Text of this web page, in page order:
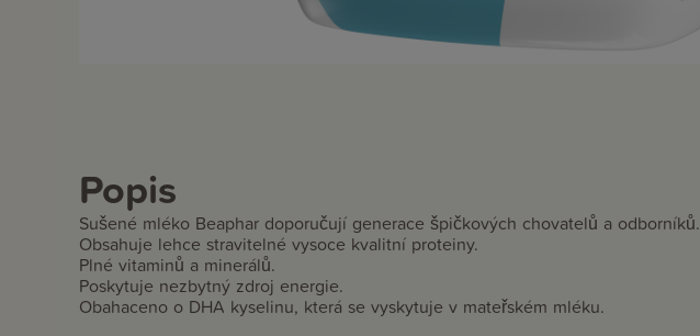
Popis
Sušené mléko Beaphar doporučují generace špičkových chovatelů a odborníků.
Obsahuje lehce stravitelné vysoce kvalitní proteiny.
Plné vitaminů a minerálů.
Poskytuje nezbytný zdroj energie.
Obahaceno o DHA kyselinu, která se vyskytuje v mateřském mléku.